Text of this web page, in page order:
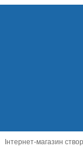
Інтернет-магазин